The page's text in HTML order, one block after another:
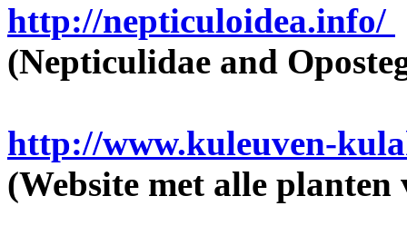
http://nepticuloidea.info/
(Nepticulidae and
http://www.kuleuven-
(Website met alle